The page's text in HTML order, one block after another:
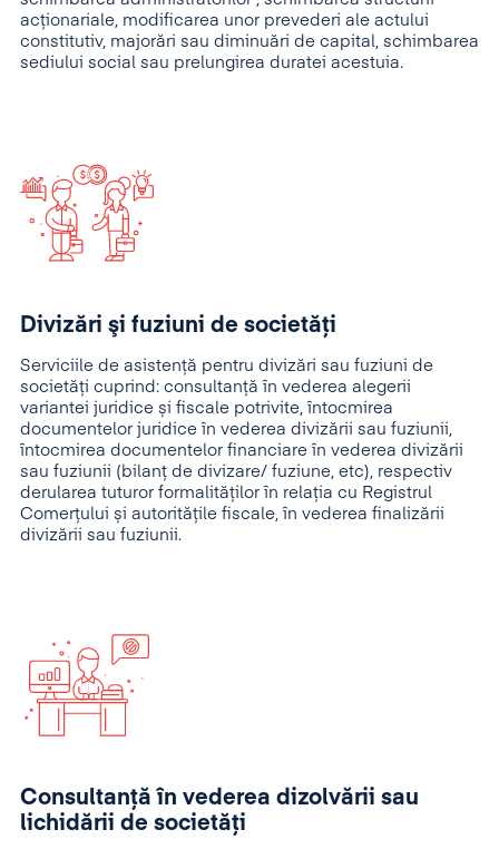
acționariale, modificarea unor prevederi ale actului
constitutiv, majorări sau diminuări de capital, schimbarea
sediului social sau prelungirea duratei acestuia.
Divizări şi fuziuni de societăţi
Serviciile de asistență pentru divizări sau fuziuni de
societăți cuprind: consultanță în vederea alegerii
variantei juridice și fiscale potrivite, întocmirea
documentelor juridice în vederea divizării sau fuziunii,
întocmirea documentelor financiare în vederea divizării
sau fuziunii (bilanț de divizare/ fuziune, etc), respectiv
derularea tuturor formalităților în relația cu Registrul
Comerțului și autoritățile fiscale, în vederea finalizării
divizării sau fuziunii.
Consultanţă în vederea dizolvării sau
lichidării de societăţi